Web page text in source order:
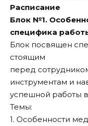
Расписание
Блок №1.
специфика
Блок посвящен
стоящим
перед
инструментам и
успешной работы
Темы:
1. Особенности